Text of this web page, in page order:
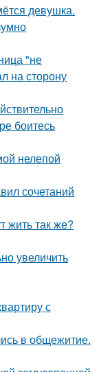
девушка.
"не
на сторону
боитесь
нелепой
сочетаний
жить так же?
увеличить
с
в общежитие.